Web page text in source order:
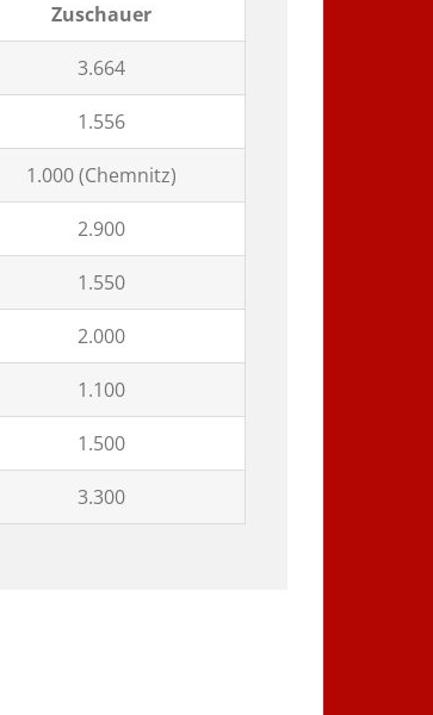
Zuschauer
3.664
1.556
1.000 (Chemnitz)
2.900
1.550
2.000
1.100
1.500
3.300